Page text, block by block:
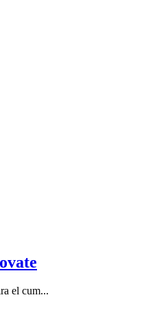
el cum...